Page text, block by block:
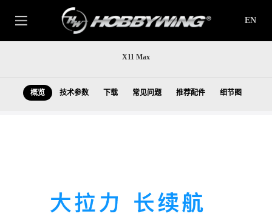
EN
X11 Max
概览 技术参数 下载 常见问题 推荐配件 细节图